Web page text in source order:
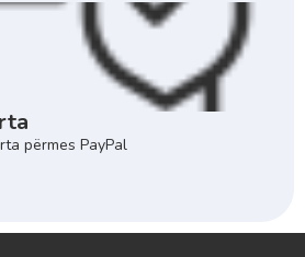
përmes PayPal